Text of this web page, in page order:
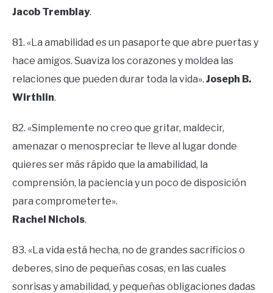
Jacob Tremblay.
81. «La amabilidad es un pasaporte que abre puertas y
hace amigos. Suaviza los corazones y moldea las
relaciones que pueden durar toda la vida». Joseph B.
Wirthlin.
82. «Simplemente no creo que gritar, maldecir,
amenazar o menospreciar te lleve al lugar donde
quieres ser más rápido que la amabilidad, la
comprensión, la paciencia y un poco de disposición
para comprometerte».
Rachel Nichols.
83. «La vida está hecha, no de grandes sacrificios o
deberes, sino de pequeñas cosas, en las cuales
sonrisas y amabilidad, y pequeñas obligaciones dadas